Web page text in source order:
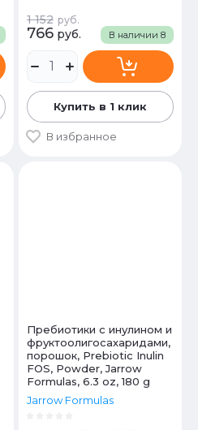
В наличии 8
1 152 руб.
766 руб.
Купить в 1 клик
В избранное
Пребиотики с инулином и
фруктоолигосахаридами,
порошок, Prebiotic Inulin
FOS, Powder, Jarrow
Formulas, 6.3 oz, 180 g
Jarrow Formulas